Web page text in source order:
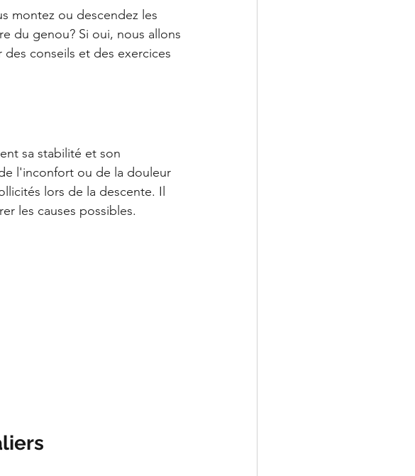
montez ou descendez les
du genou? Si oui, nous allons
conseils et des exercices
sa stabilité et son
l'inconfort ou de la douleur
lors de la descente. Il
les causes possibles.